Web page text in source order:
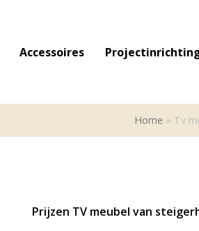
Accessoires
Home » Tv
Prijzen TV meubel van